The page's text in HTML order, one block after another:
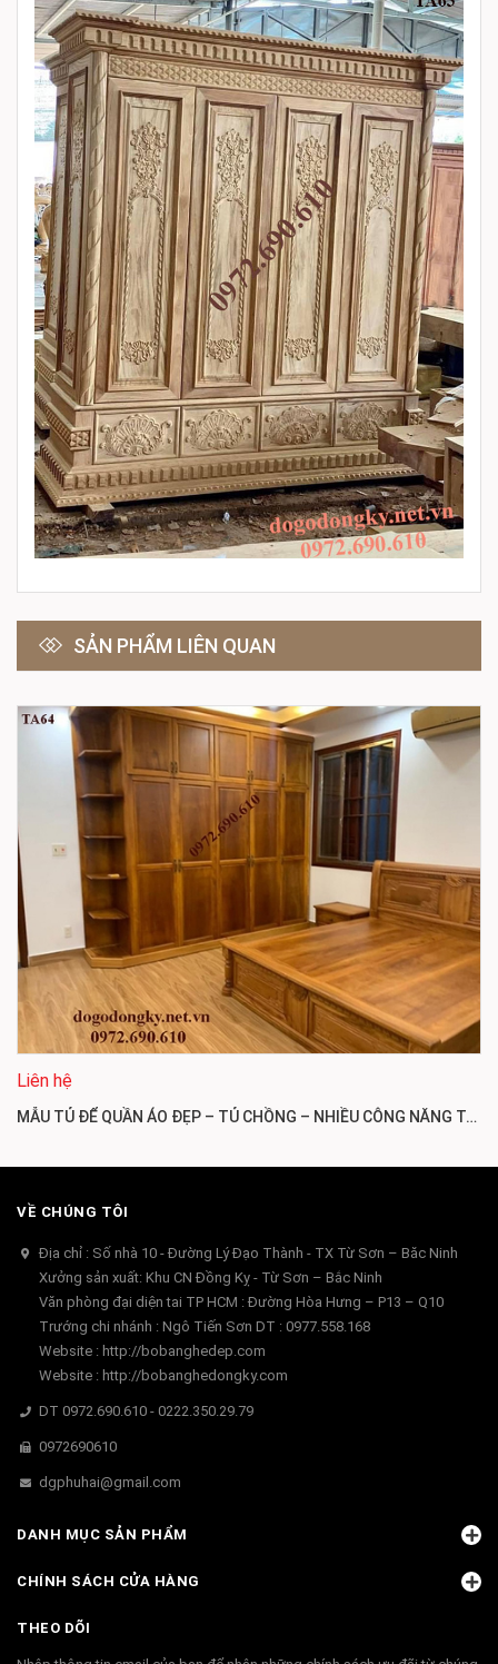
SẢN PHẨM LIÊN QUAN
Liên hệ
MẪU TỦ ĐỂ QUẦN ÁO ĐẸP – TỦ CHỒNG – NHIỀU CÔNG NĂNG TA64
VỀ CHÚNG TÔI
Địa chỉ : Số nhà 10 - Đường Lý Đạo Thành - TX Từ Sơn – Băc Ninh
Xưởng sản xuất: Khu CN Đồng Kỵ - Từ Sơn – Bắc Ninh
Văn phòng đại diện tai TP HCM : Đường Hòa Hưng – P13 – Q10
Trướng chi nhánh : Ngô Tiến Sơn DT : 0977.558.168
Website : http://bobanghedep.com
Website : http://bobanghedongky.com
DT 0972.690.610 - 0222.350.29.79
0972690610
dgphuhai@gmail.com
DANH MỤC SẢN PHẨM
CHÍNH SÁCH CỬA HÀNG
THEO DÕI